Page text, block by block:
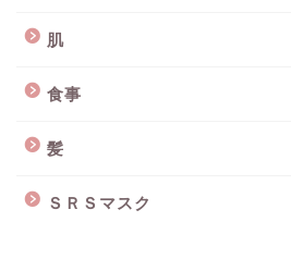
肌
食事
髪
ＳＲＳマスク